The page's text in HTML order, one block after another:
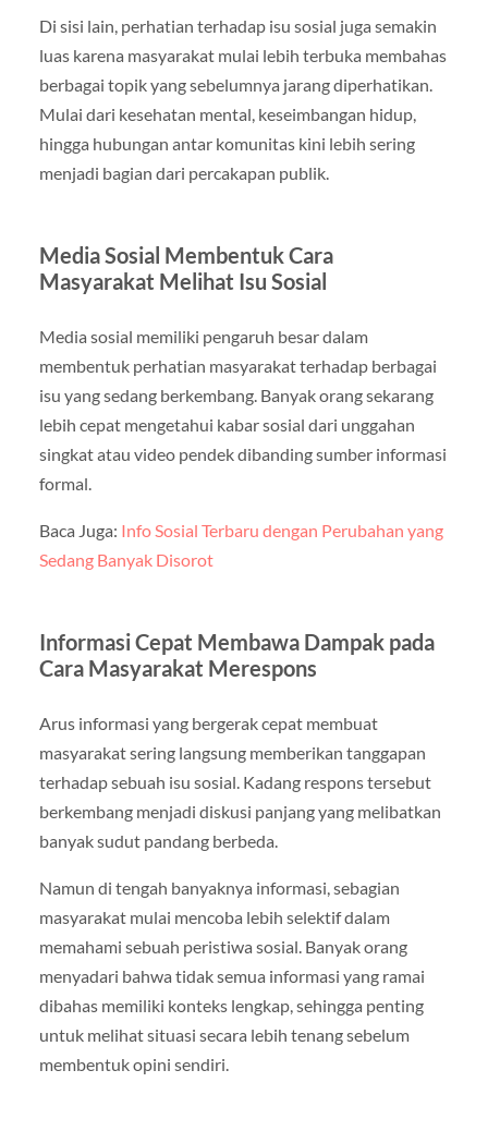
Di sisi lain, perhatian terhadap isu sosial juga semakin
luas karena masyarakat mulai lebih terbuka membahas
berbagai topik yang sebelumnya jarang diperhatikan.
Mulai dari kesehatan mental, keseimbangan hidup,
hingga hubungan antar komunitas kini lebih sering
menjadi bagian dari percakapan publik.
Media Sosial Membentuk Cara
Masyarakat Melihat Isu Sosial
Media sosial memiliki pengaruh besar dalam
membentuk perhatian masyarakat terhadap berbagai
isu yang sedang berkembang. Banyak orang sekarang
lebih cepat mengetahui kabar sosial dari unggahan
singkat atau video pendek dibanding sumber informasi
formal.
Baca Juga: Info Sosial Terbaru dengan Perubahan yang
Sedang Banyak Disorot
Informasi Cepat Membawa Dampak pada
Cara Masyarakat Merespons
Arus informasi yang bergerak cepat membuat
masyarakat sering langsung memberikan tanggapan
terhadap sebuah isu sosial. Kadang respons tersebut
berkembang menjadi diskusi panjang yang melibatkan
banyak sudut pandang berbeda.
Namun di tengah banyaknya informasi, sebagian
masyarakat mulai mencoba lebih selektif dalam
memahami sebuah peristiwa sosial. Banyak orang
menyadari bahwa tidak semua informasi yang ramai
dibahas memiliki konteks lengkap, sehingga penting
untuk melihat situasi secara lebih tenang sebelum
membentuk opini sendiri.